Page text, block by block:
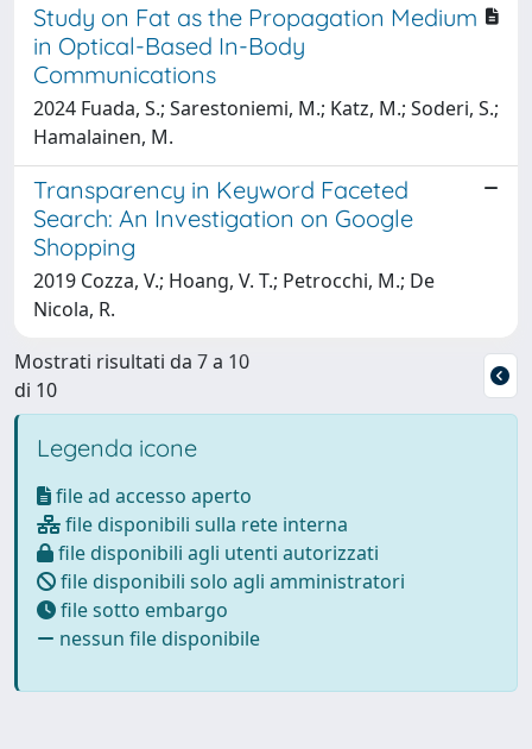
Study on Fat as the Propagation Medium
in Optical-Based In-Body
Communications
2024 Fuada, S.; Sarestoniemi, M.; Katz, M.; Soderi, S.;
Hamalainen, M.
Transparency in Keyword Faceted
Search: An Investigation on Google
Shopping
2019 Cozza, V.; Hoang, V. T.; Petrocchi, M.; De
Nicola, R.
Mostrati risultati da 7 a 10
di 10
Legenda icone
file ad accesso aperto
file disponibili sulla rete interna
file disponibili agli utenti autorizzati
file disponibili solo agli amministratori
file sotto embargo
nessun file disponibile